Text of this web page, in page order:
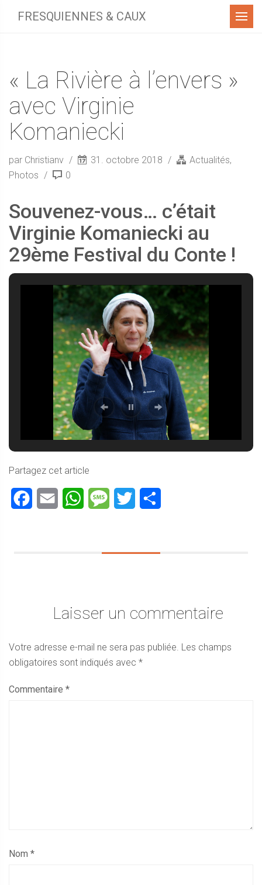
FRESQUIENNES & CAUX Menu
« La Rivière à l’envers »
avec Virginie
Komaniecki
par Christianv 31. octobre 2018 Actualités,
Photos
0
Souvenez-vous… c’était
Virginie Komaniecki au
29ème Festival du Conte !
Partagez cet article
Facebook
Email WhatsAppMessageTwitter
Laisser un commentaire
Votre adresse e-mail ne sera pas publiée. Les champs
obligatoires sont indiqués avec *
Commentaire *
Nom *